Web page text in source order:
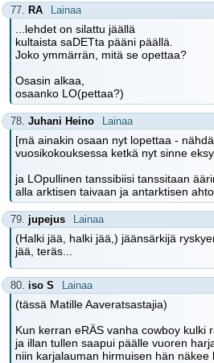
77. RA Lainaa
...lehdet on silattu jäällä
kultaista saDETta pääni päällä.
Joko ymmärrän, mitä se opettaa?
Osasin alkaa,
osaanko LO(pettaa?)
78. Juhani Heino Lainaa
[mä ainakin osaan nyt lopettaa -
vuosikokouksessa ketkä nyt sinne
ja LOpullinen tanssibiisi tanssitaan
alla arktisen taivaan ja antarktisen
79. jupejus Lainaa
(Halki jää, halki jää,) jäänsärkijä
jää, teräs...
80. iso S Lainaa
(tässä Matille Aaveratsastajia)
Kun kerran eRÄS vanha cowboy kulki
ja illan tullen saapui päälle vuoren
niin karjalauman hirmuisen hän näkee